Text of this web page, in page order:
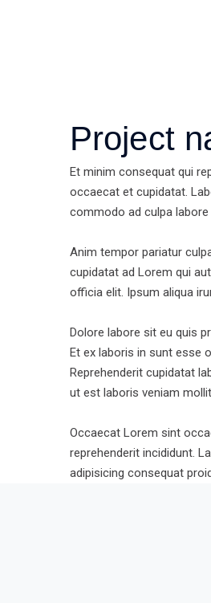
Project
Et minim consequat qui
occaecat et cupidatat.
commodo ad culpa labore
Anim tempor pariatur
cupidatat ad Lorem qui
officia elit. Ipsum aliqua
Dolore labore sit eu quis
Et ex laboris in sunt esse
Reprehenderit cupidatat
ut est laboris veniam
Occaecat Lorem sint
reprehenderit incididunt.
adipisicing consequat